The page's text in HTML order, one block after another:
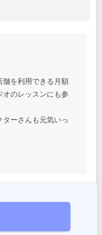
舗を利用できる月額
オのレッスンにも参
ターさんも元気いっ